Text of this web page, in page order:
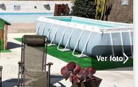
Ver foto